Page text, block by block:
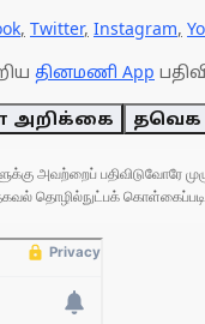
, Twitter, Instagram,
தினமணி App
தவெக
அவற்றைப் பதிவிடுவோரே
தொழில்நுட்பக் கொள்கைப்படி